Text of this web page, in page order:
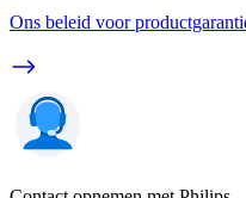
Ons beleid voor